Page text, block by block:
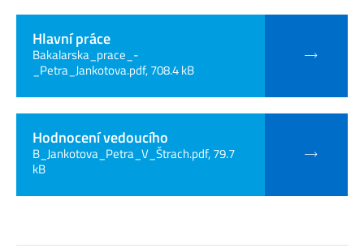
Hlavní práce
Bakalarska_prace_-
_Petra_Jankotova.pdf, 708.4 kB
Hodnocení vedoucího
B_Jankotova_Petra_V_Štrach.pdf, 79.7
kB